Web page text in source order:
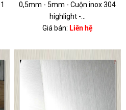
0,5mm - 5mm - Cuộn inox 304
highlight -...
Giá bán: Liên hệ